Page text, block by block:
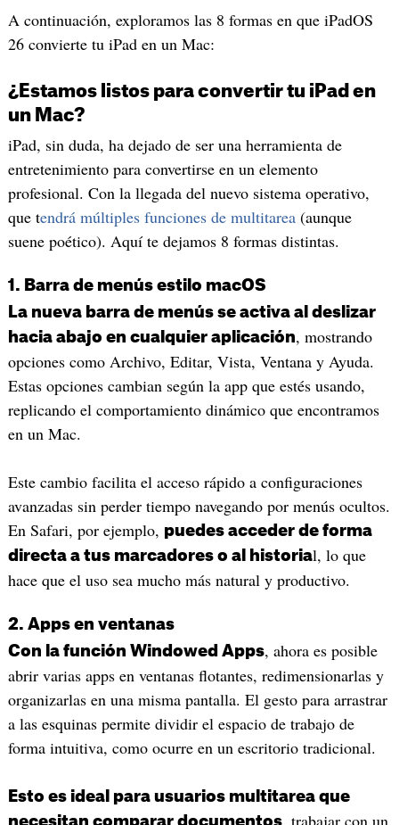
A continuación, exploramos las 8 formas en que iPadOS
26 convierte tu iPad en un Mac:
¿Estamos listos para convertir tu iPad en
un Mac?
iPad, sin duda, ha dejado de ser una herramienta de
entretenimiento para convertirse en un elemento
profesional. Con la llegada del nuevo sistema operativo,
que tendrá múltiples funciones de multitarea(aunque
suene poético). Aquí te dejamos 8 formas distintas.
1. Barra de menús estilo macOS
La nueva barra de menús se activa al deslizar
hacia abajo en cualquier aplicación, mostrando
opciones como Archivo, Editar, Vista, Ventana y Ayuda.
Estas opciones cambian según la app que estés usando,
replicando el comportamiento dinámico que encontramos
en un Mac.
Este cambio facilita el acceso rápido a configuraciones
avanzadas sin perder tiempo navegando por menús ocultos.
En Safari, por ejemplo, puedes acceder de forma
directa a tus marcadores o al historial, lo que
hace que el uso sea mucho más natural y productivo.
2. Apps en ventanas
Con la función Windowed Apps, ahora es posible
abrir varias apps en ventanas flotantes, redimensionarlas y
organizarlas en una misma pantalla. El gesto para arrastrar
a las esquinas permite dividir el espacio de trabajo de
forma intuitiva, como ocurre en un escritorio tradicional.
Esto es ideal para usuarios multitarea que
necesitan comparar documentos, trabajar con un